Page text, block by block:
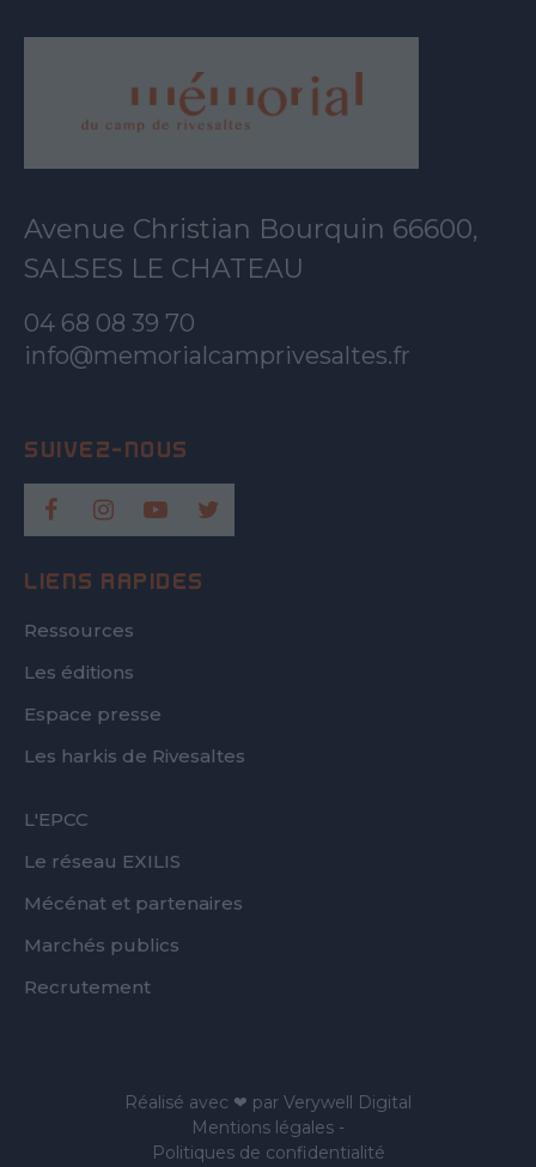
Avenue Christian Bourquin 66600,
SALSES LE CHATEAU
04 68 08 39 70
info@memorialcamprivesaltes.fr
LIENS RAPIDES
Ressources
Les éditions
Espace presse
Les harkis de Rivesaltes
FOOTER
L'EPCC
Le réseau EXILIS
Mécénat et partenaires
Marchés publics
Recrutement
Réalisé avec ❤ par Verywell Digital
Mentions légales -
Politiques de confidentialité